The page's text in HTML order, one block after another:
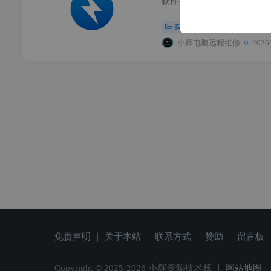
实用工具
小辉电脑远程维修 2026
免责声明 关于本站 联系方式 赞助 留言板
Copyright © 2025-2026 小辉资源技术栈 ｜ 网站地图